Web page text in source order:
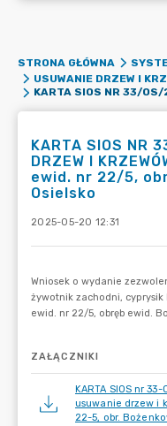
STRONA GŁÓWNA
USUWANIE DRZEW I
KARTA SIOS NR
DRZEW I
ewid. nr 22/5,
Osielsko
2025-05-20 12:31
ZAŁĄCZNIKI
KARTA SIOS nr
usuwanie drzew i
22-5, obr.